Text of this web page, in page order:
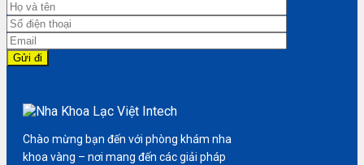
Chào mừng bạn đến với phòng khám nha
khoa vàng – nơi mang đến các giải pháp